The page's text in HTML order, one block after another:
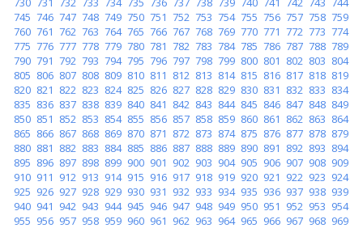
745 746 747 748 749 750 751 752 753 754 755 756 757 758 759
760 761 762 763 764 765 766 767 768 769 770 771 772 773 774
775 776 777 778 779 780 781 782 783 784 785 786 787 788 789
790 791 792 793 794 795 796 797 798 799 800 801 802 803 804
805 806 807 808 809 810 811 812 813 814 815 816 817 818 819
820 821 822 823 824 825 826 827 828 829 830 831 832 833 834
835 836 837 838 839 840 841 842 843 844 845 846 847 848 849
850 851 852 853 854 855 856 857 858 859 860 861 862 863 864
865 866 867 868 869 870 871 872 873 874 875 876 877 878 879
880 881 882 883 884 885 886 887 888 889 890 891 892 893 894
895 896 897 898 899 900 901 902 903 904 905 906 907 908 909
910 911 912 913 914 915 916 917 918 919 920 921 922 923 924
925 926 927 928 929 930 931 932 933 934 935 936 937 938 939
940 941 942 943 944 945 946 947 948 949 950 951 952 953 954
955 956 957 958 959 960 961 962 963 964 965 966 967 968 969